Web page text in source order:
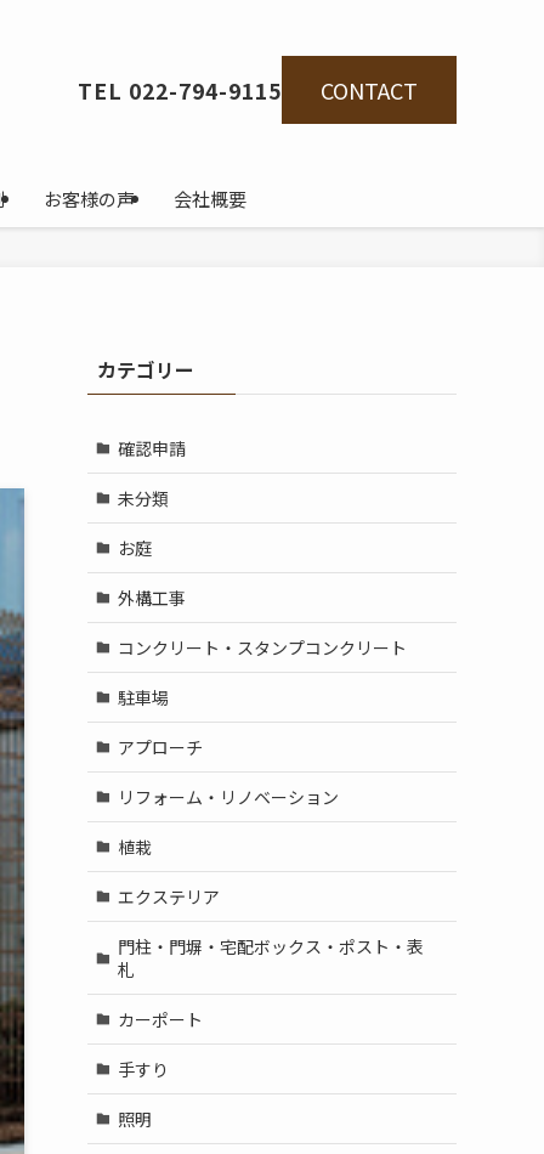
お客様の声 会社概要
TEL 022-794-9115 CONTACT
カテゴリー
確認申請
未分類
お庭
外構工事
コンクリート・スタンプコンクリート
駐車場
アプローチ
リフォーム・リノベーション
植栽
エクステリア
門柱・門塀・宅配ボックス・ポスト・表
札
カーポート
手すり
照明